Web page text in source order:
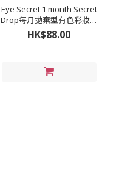
Eye Secret 1 month Secret
Drop每月拋棄型有色彩妝隱
形眼鏡 (1盒2片)
HK$88.00